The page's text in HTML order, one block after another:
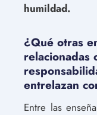
humildad.
¿Qué otras
relacionadas
entrelazan
Entre las